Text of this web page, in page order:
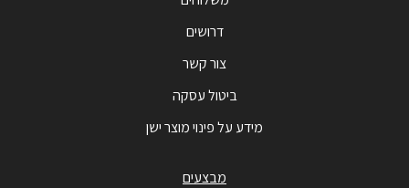
דרושים
צור קשר
ביטול עסקה
מידע על פינוי מוצר ישן
מבצעים